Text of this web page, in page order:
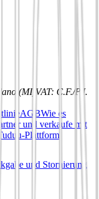
(MI) VAT: C.F./P.I.
AGBWie es
und verkaufe mit
Plattform
und Stornierung